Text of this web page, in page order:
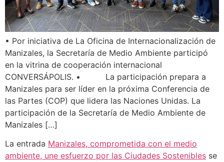
• Por iniciativa de La Oficina de Internacionalización de
Manizales, la Secretaría de Medio Ambiente participó
en la vitrina de cooperación internacional
CONVERSÁPOLIS. • La participación prepara a
Manizales para ser líder en la próxima Conferencia de
las Partes (COP) que lidera las Naciones Unidas. La
participación de la Secretaría de Medio Ambiente de
Manizales […]
La entrada Manizales, comprometida con el medio
ambiente, une esfuerzo por las Ciudades Sostenibles se